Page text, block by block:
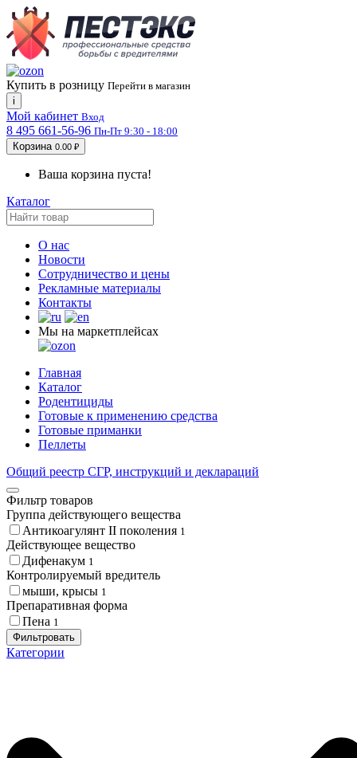
Купить в розницу Перейти в магазин
i
Мой кабинет Вход
8 495 661-56-96 Пн-Пт 9:30 - 18:00
Корзина 0.00 ₽
Ваша корзина пуста!
Каталог
О нас
Новости
Сотрудничество и цены
Рекламные материалы
Контакты
Мы на маркетплейсах
Главная
Каталог
Родентициды
Готовые к применению средства
Готовые приманки
Пеллеты
Общий реестр СГР, инструкций и деклараций
Фильтр товаров
Группа действующего вещества
Антикоагулянт II поколения 1
Действующее вещество
Дифенакум 1
Контролируемый вредитель
мыши, крысы 1
Препаративная форма
Пена 1
Фильтровать
Категории